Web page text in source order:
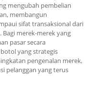
mengubah pembelian
membangun
sifat transaksional dari
merek-merek yang
pasar secara
yang strategis
pengenalan merek,
pelanggan yang terus